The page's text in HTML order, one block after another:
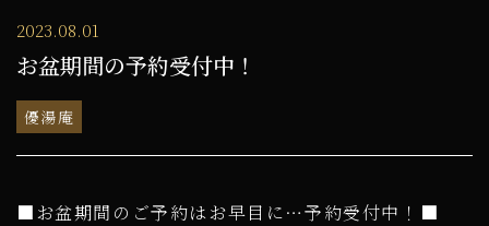
2023.08.01
お盆期間の予約受付中！
優湯庵
■お盆期間のご予約はお早目に…予約受付中！■